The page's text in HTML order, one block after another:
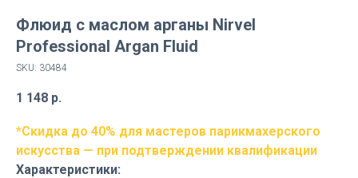
Флюид с маслом арганы Nirvel
Professional Argan Fluid
SKU: 30484
1 148 р.
*Скидка до 40% для мастеров парикмахерского
искусства — при подтверждении квалификации
Характеристики: